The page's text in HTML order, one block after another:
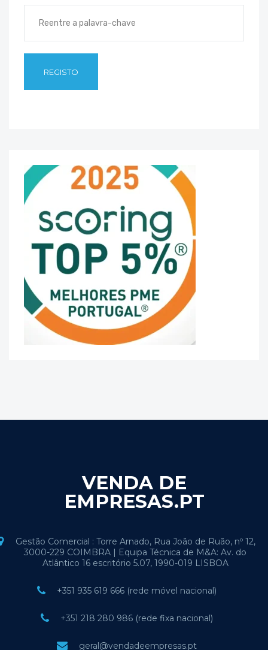
VENDA DE
EMPRESAS.PT
Gestão Comercial : Torre Arnado, Rua João de Ruão, nº 12,
3000-229 COIMBRA | Equipa Técnica de M&A: Av. do
Atlântico 16 escritório 5.07, 1990-019 LISBOA
+351 935 619 666 (rede móvel nacional)
+351 218 280 986 (rede fixa nacional)
geral@vendadeempresas.pt